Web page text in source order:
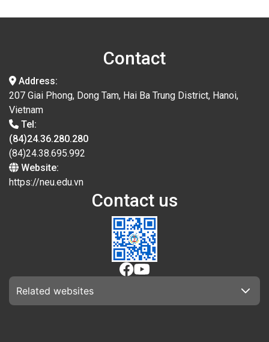
Contact
Address:
207 Giai Phong, Dong Tam, Hai Ba Trung District, Hanoi,
Vietnam
Tel:
(84)24.36.280.280
(84)24.38.695.992
Website:
https://neu.edu.vn
Contact us
Related websites